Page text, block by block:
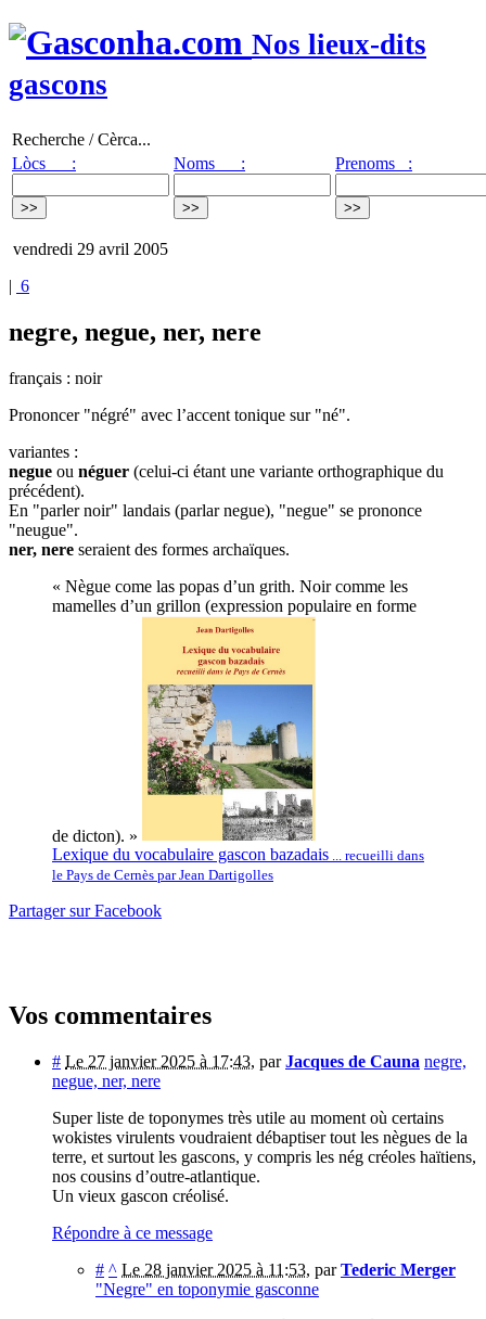
Nos lieux-dits
gascons
Recherche / Cèrca...
Lòcs :
Noms : Prenoms :
vendredi 29 avril 2005
| 6
negre, negue, ner, nere
français : noir
Prononcer "négré" avec l’accent tonique sur "né".
variantes :
negue ou néguer (celui-ci étant une variante orthographique du
précédent).
En "parler noir" landais (parlar negue), "negue" se prononce
"neugue".
ner, nere seraient des formes archaïques.
« Nègue come las popas d’un grith. Noir comme les
mamelles d’un grillon (expression populaire en forme
de dicton). »
Lexique du vocabulaire gascon bazadais ... recueilli dans
le Pays de Cernès par Jean Dartigolles
Partager sur Facebook
Vos commentaires
# Le 27 janvier 2025 à 17:43, parJacques de Cauna negre,
negue, ner, nere
Super liste de toponymes très utile au moment où certains
wokistes virulents voudraient débaptiser tout les nègues de la
terre, et surtout les gascons, y compris les nég créoles haïtiens,
nos cousins d’outre-atlantique.
Un vieux gascon créolisé.
Répondre à ce message
# ^ Le 28 janvier 2025 à 11:53, parTederic Merger
"Negre" en toponymie gasconne